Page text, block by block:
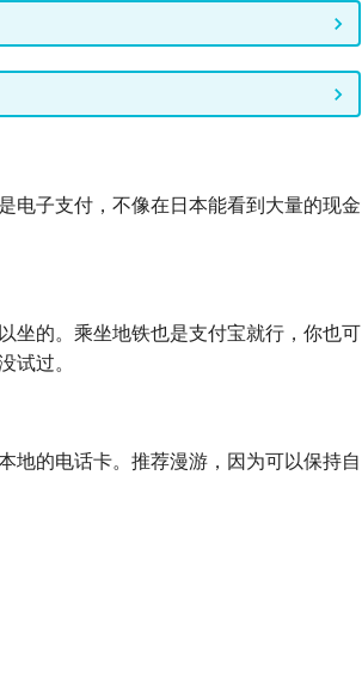
电子支付，不像在日本能看到大量的现金
坐的。乘坐地铁也是支付宝就行，你也可
试过。
地的电话卡。推荐漫游，因为可以保持自